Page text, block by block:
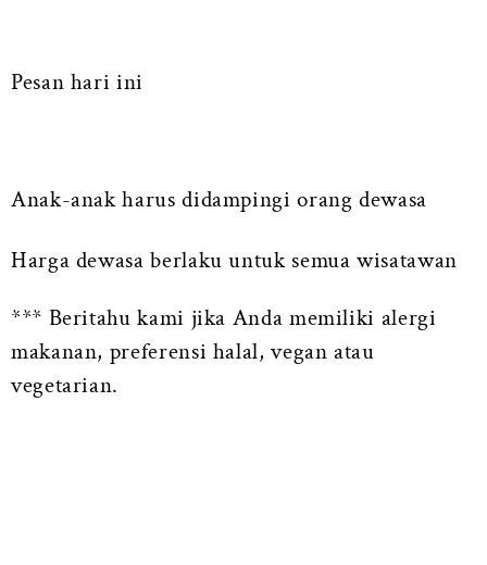
Pesan hari ini
Anak-anak harus didampingi orang dewasa
Harga dewasa berlaku untuk semua wisatawan
*** Beritahu kami jika Anda memiliki alergi
makanan, preferensi halal, vegan atau
vegetarian.